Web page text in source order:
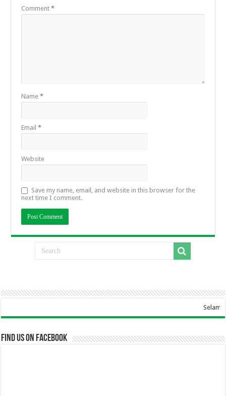
Comment*
Name*
Email*
Website
Save my name, email, and website in this browser for the
next time I comment.
Selamat Datang
Find us on Facebook